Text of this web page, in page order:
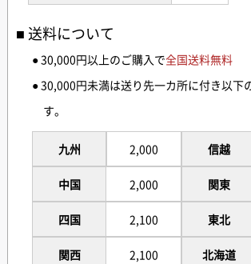
送料について
● 30,000円以上のご購入で全国送料無料
● 30,000円未満は送り先一カ所に付き以下
す。
九州
中国
四国
関西
2,000
2,000
2,100
2,100
信越
関東
東北
北海道